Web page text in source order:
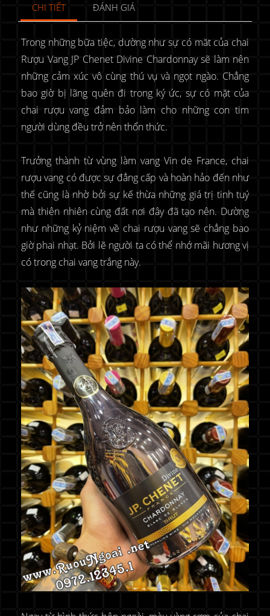
CHI TIẾT ĐÁNH GIÁ
Trong những bữa tiệc, dường như sự có măt của chai
Rượu Vang JP Chenet Divine Chardonnay sẽ làm nên
những cảm xúc vô cùng thú vụ và ngọt ngào. Chẳng
bao giờ bị lãng quên đi trong ký ức, sự có mặt của
chai rượu vang đảm bảo làm cho những con tim
người dùng đều trở nên thổn thức.
Trưởng thành từ vùng làm vang Vin de France, chai
rượu vang có được sự đẳng cấp và hoàn hảo đến như
thế cũng là nhờ bởi sự kế thừa những giá trị tinh tuý
mà thiên nhiên cùng đất nơi đây đã tạo nên. Dường
như những kỷ niệm về chai rượu vang sẽ chẳng bao
giờ phai nhạt. Bởi lẽ người ta có thể nhớ mãi hương vị
có trong chai vang trắng này.